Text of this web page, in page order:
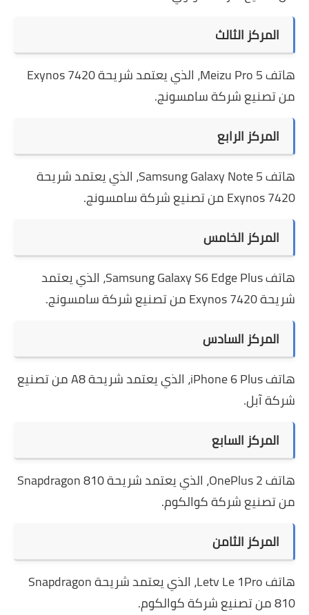
المركز الثالث
هاتف Meizu Pro 5، الذي يعتمد شريحة Exynos 7420
من تصنيع شركة سامسونج.
المركز الرابع
هاتف Samsung Galaxy Note 5، الذي يعتمد شريحة
Exynos 7420 من تصنيع شركة سامسونج.
المركز الخامس
هاتف Samsung Galaxy S6 Edge Plus، الذي يعتمد
شريحة Exynos 7420 من تصنيع شركة سامسونج.
المركز السادس
هاتف iPhone 6 Plus، الذي يعتمد شريحة A8 من تصنيع
شركة آبل.
المركز السابع
هاتف OnePlus 2، الذي يعتمد شريحة Snapdragon 810
من تصنيع شركة كوالكوم.
المركز الثامن
هاتف Letv Le 1Pro، الذي يعتمد شريحة Snapdragon
810 من تصنيع شركة كوالكوم.